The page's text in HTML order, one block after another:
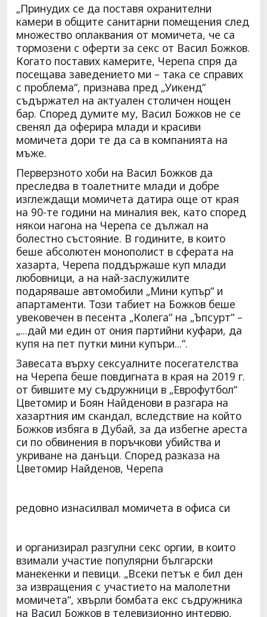
„Принудих се да поставя охранителни
камери в общите санитарни помещения след
множество оплаквания от момичета, че са
тормозени с оферти за секс от Васил Божков.
Когато поставих камерите, Черепа спря да
посещава заведението ми – така се справих
с проблема“, признава пред „Уикенд“
съдържател на актуален столичен нощен
бар. Според думите му, Васил Божков не се
свенял да оферира млади и красиви
момичета дори те да са в компанията на
мъже.
Перверзното хоби на Васил Божков да
преследва в тоалетните млади и добре
изглеждащи момичета датира още от края
на 90-те години на миналия век, като според
някои нагона на Черепа се дължал на
болестно състояние. В годините, в които
беше абсолютен монополист в сферата на
хазарта, Черепа поддържаше куп млади
любовници, а на най-заслужилите
подаряваше автомобили „Мини купър“ и
апартаменти. Този табиет на Божков беше
увековечен в песента „Колега“ на „Ъпсурт“ –
„...дай ми един от ония партийни куфари, да
купя на пет путки мини купъри...“.
Завесата върху сексуалните посегателства
на Черепа беше повдигната в края на 2019 г.
от бившите му съдружници в „Еврофутбол“
Цветомир и Боян Найденови в разгара на
хазартния им скандал, вследствие на който
Божков избяга в Дубай, за да избегне ареста
си по обвинения в поръчкови убийства и
укриване на данъци. Според разказа на
Цветомир Найденов, Черепа
редовно изнасилвал момичета в офиса си
и организирал разгулни секс оргии, в които
взимали участие популярни български
манекенки и певици. „Всеки петък е бил ден
за извращения с участието на малолетни
момичета“, хвърли бомбата екс съдружника
на Васил Божков в телевизионно интервю,